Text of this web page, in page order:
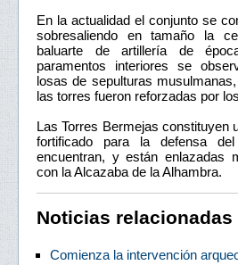
En la actualidad el conjunto se
sobresaliendo en tamaño la
baluarte de artillería de
paramentos interiores se
losas de sepulturas
las torres fueron reforzadas por
Las Torres Bermejas constituyen
fortificado para la defensa
encuentran, y están enlazadas
con la Alcazaba de la Alhambra.
Noticias relacionadas
Comienza la intervención